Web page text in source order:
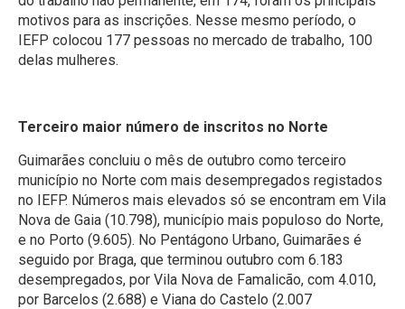
motivos para as inscrições. Nesse mesmo período, o
IEFP colocou 177 pessoas no mercado de trabalho, 100
delas mulheres.
Terceiro maior número de inscritos no Norte
Guimarães concluiu o mês de outubro como terceiro
município no Norte com mais desempregados registados
no IEFP. Números mais elevados só se encontram em Vila
Nova de Gaia (10.798), município mais populoso do Norte,
e no Porto (9.605). No Pentágono Urbano, Guimarães é
seguido por Braga, que terminou outubro com 6.183
desempregados, por Vila Nova de Famalicão, com 4.010,
por Barcelos (2.688) e Viana do Castelo (2.007